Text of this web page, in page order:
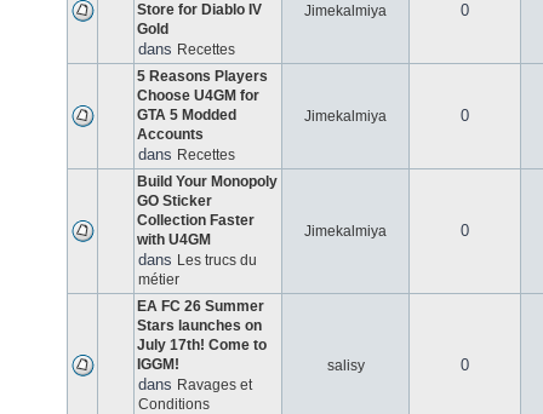
Store for Diablo IV
Gold
dans Recettes
Jimekalmiya 0
5 Reasons Players
Choose U4GM for
GTA 5 Modded
Accounts
dans Recettes
Jimekalmiya 0
Build Your Monopoly
GO Sticker
Collection Faster
with U4GM
dans Les trucs du
métier
Jimekalmiya 0
EA FC 26 Summer
Stars launches on
July 17th! Come to
IGGM!
dans Ravages et
Conditions
salisy 0